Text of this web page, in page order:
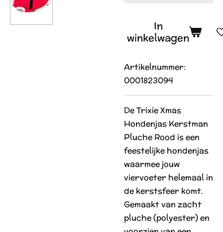
In
winkelwagen
Artikelnummer:
0001823094
De Trixie Xmas
Hondenjas Kerstman
Pluche Rood is een
feestelijke hondenjas
waarmee jouw
viervoeter helemaal in
de kerstsfeer komt.
Gemaakt van zacht
pluche (polyester) en